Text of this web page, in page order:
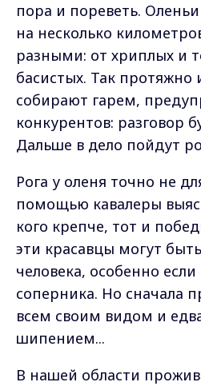
пора и пореветь. Оленьи
на несколько
разными: от хриплых и
басистых. Так
собирают гарем,
конкурентов: разговор
Дальше в дело пойдут
Рога у оленя точно не
помощью кавалеры
кого крепче, тот и
эти красавцы могут
человека, особенно
соперника. Но сначала
всем своим видом и
шипением...
В нашей области